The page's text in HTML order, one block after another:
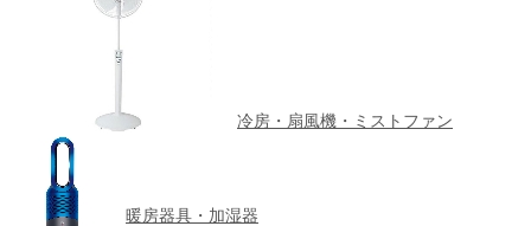
冷房・扇風機・ミストファン
暖房器具・加湿器